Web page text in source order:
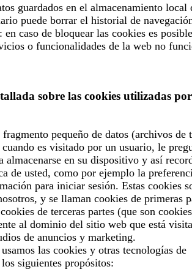
guardados en el almacenamiento local
puede borrar el historial de
caso de bloquear las cookies es
o funcionalidades de la web no
sobre las cookies utilizadas por
pequeño de datos (archivos de
es visitado por un usuario, le
almacenarse en su dispositivo y así
de usted, como por ejemplo la
para iniciar sesión. Estas cookies
y se llaman cookies de primeras
de terceras partes (que son
al dominio del sitio web que está
de anuncios y marketing.
las cookies y otras tecnologías de
siguientes propósitos: